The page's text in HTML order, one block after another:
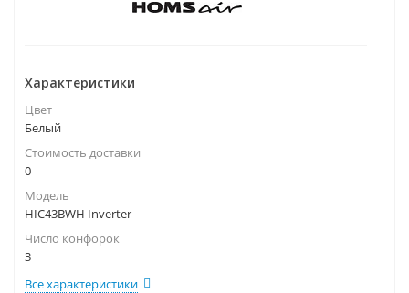
Характеристики
Цвет
Белый
Стоимость доставки
0
Модель
HIC43BWH Inverter
Число конфорок
3
Все характеристики